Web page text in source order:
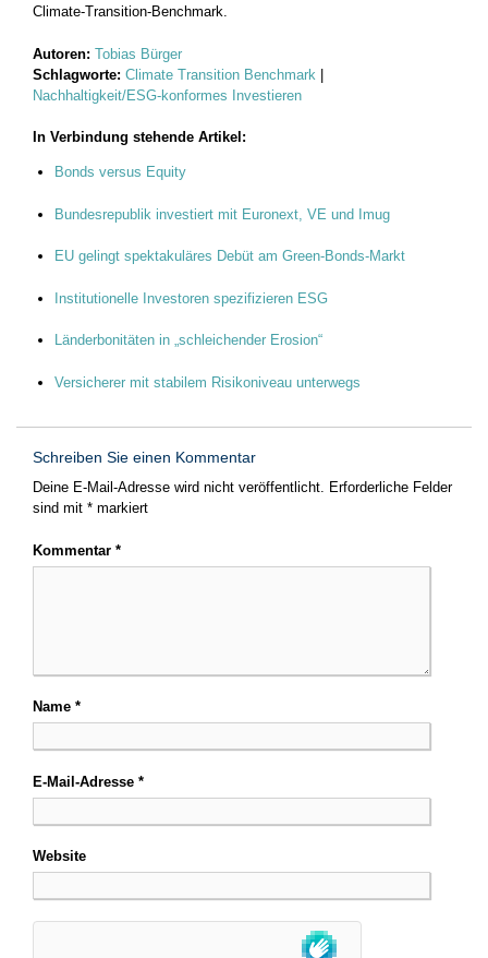
Climate-Transition-Benchmark.
Autoren: Tobias Bürger
Schlagworte: Climate Transition Benchmark |
Nachhaltigkeit/ESG-konformes Investieren
In Verbindung stehende Artikel:
Bonds versus Equity
Bundesrepublik investiert mit Euronext, VE und Imug
EU gelingt spektakuläres Debüt am Green-Bonds-Markt
Institutionelle Investoren spezifizieren ESG
Länderbonitäten in „schleichender Erosion“
Versicherer mit stabilem Risikoniveau unterwegs
Schreiben Sie einen Kommentar
Deine E-Mail-Adresse wird nicht veröffentlicht. Erforderliche Felder
sind mit * markiert
Kommentar *
Name *
E-Mail-Adresse *
Website